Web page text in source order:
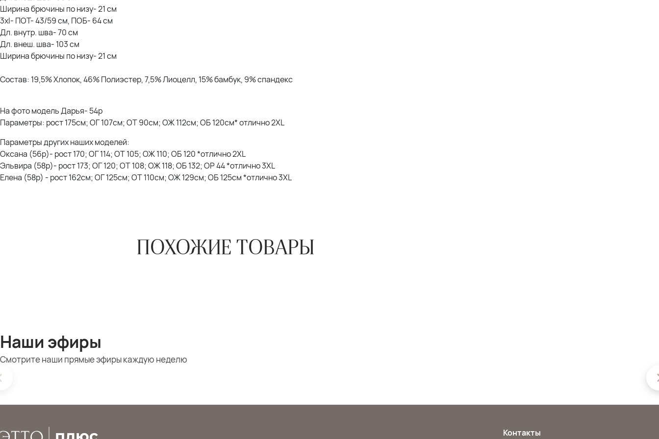
Ширина брючины по низу- 21 см
3xl- ПОТ- 43/59 см, ПОБ- 64 см
Дл. внутр. шва- 70 см
Дл. внеш. шва- 103 см
Ширина брючины по низу- 21 см
Состав: 19,5% Хлопок, 46% Полиэстер, 7,5% Лиоцелл, 15% бамбук, 9% спандекс
На фото модель Дарья- 54р
Параметры: рост 175см; ОГ 107см; ОТ 90см; ОЖ 112см; ОБ 120см* отлично 2XL
Параметры других наших моделей:
Оксана (56р)- рост 170; ОГ 114; ОТ 105; ОЖ 110; ОБ 120 *отлично 2XL
Эльвира (58р)- рост 173; ОГ 120; ОТ 108; ОЖ 118; ОБ 132; ОР 44 *отлично 3XL
Елена (58р) - рост 162см; ОГ 125см; ОТ 110см; ОЖ 129см; ОБ 125см *отлично 3XL
ПОХОЖИЕ ТОВАРЫ
Наши эфиры
Смотрите наши прямые эфиры каждую неделю
Контакты